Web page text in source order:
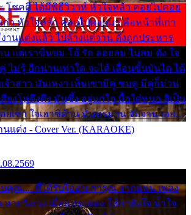
โชคดี ได้มีพิธีวิวาห์ หัวใจหล้า คอยไปคอย
า หัวใจหล้า คอยไปคอยมา คือหน้าที่เก่า
านแต่งแล้ว ไปล้างแต่จาน ดั่งถูกประหาร
น แต่เราขื่นขม โอ้ รัก ลอยลม ไม่สม ดัง ใจ
ไม่รู้ อีกนานเท่าใด จะได้ เลื่อนขั้นบันได ได้
จ้าสาว มันเหงา เห็นเขามีคู่ ซมดู มีคู่ก็ม่วน
ยงโห่ตึงตึง มันซึ้ง อยู่แก่ใจ มื้อใด๋หนอ สิเป็น
ยเขา ใจเฮาซิด้าน มันทรมาน จับจาน เอย…
แต่ง - Cover Ver. (KARAOKE)
คุณ.... ที่ได้รับไออุ่น การุณ จากแฟน เพลง
ายวังเวง เมื่อแฟนเพลง ให้กำลังใจ น้ำใจ